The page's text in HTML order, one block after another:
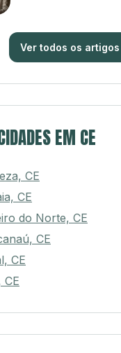
Ver todos os artigos
EM CE
CE
CE
do Norte, CE
CE
CE
CE